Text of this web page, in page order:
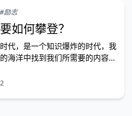
#励志
如何攀登？
代，是一个知识爆炸的时代，我
海洋中找到我们所需要的内容？
识体系指导我们的生活、工作？
文，相信您会有不小收获。